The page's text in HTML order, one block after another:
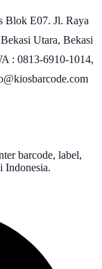
Blok E07. Jl. Raya
Utara, Bekasi
: 0813-6910-1014,
barcode, label,
Indonesia.